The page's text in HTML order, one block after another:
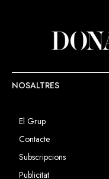
NOSALTRES
El Grup
Contacte
Subscripcions
Publicitat